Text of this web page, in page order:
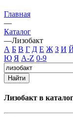
Главная
—
Каталог
—Лизобакт
А Б В Г Д Е Ж З И
Ю Я A-Z 0-9
Найти
Лизобакт в